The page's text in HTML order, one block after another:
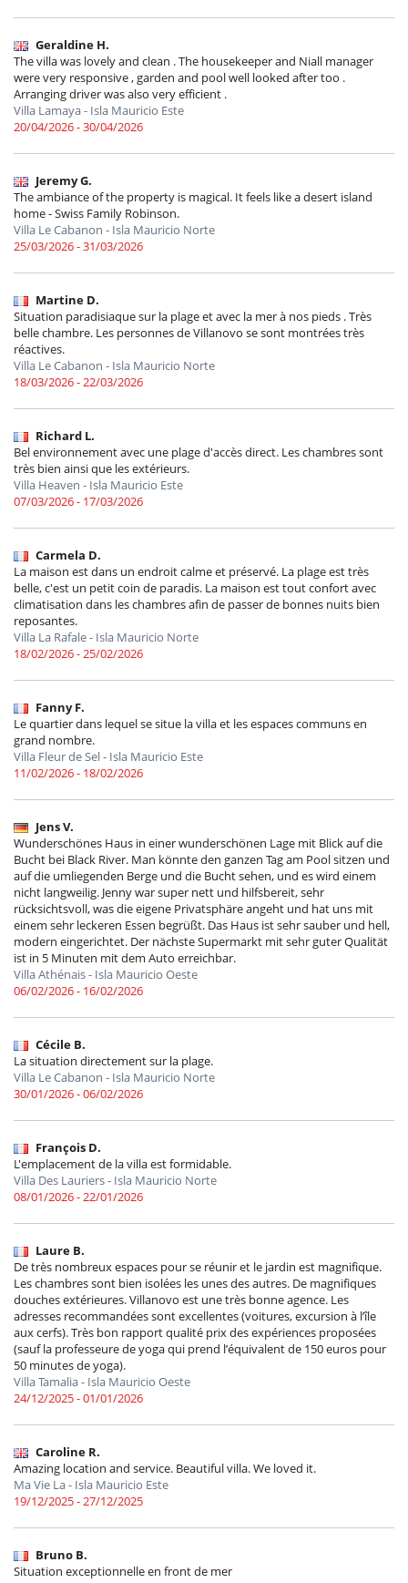
Geraldine H.
The villa was lovely and clean . The housekeeper and Niall manager
were very responsive , garden and pool well looked after too .
Arranging driver was also very efficient .
Villa Lamaya - Isla Mauricio Este
20/04/2026 - 30/04/2026
Jeremy G.
The ambiance of the property is magical. It feels like a desert island
home - Swiss Family Robinson.
Villa Le Cabanon - Isla Mauricio Norte
25/03/2026 - 31/03/2026
Martine D.
Situation paradisiaque sur la plage et avec la mer à nos pieds . Très
belle chambre. Les personnes de Villanovo se sont montrées très
réactives.
Villa Le Cabanon - Isla Mauricio Norte
18/03/2026 - 22/03/2026
Richard L.
Bel environnement avec une plage d'accès direct. Les chambres sont
très bien ainsi que les extérieurs.
Villa Heaven - Isla Mauricio Este
07/03/2026 - 17/03/2026
Carmela D.
La maison est dans un endroit calme et préservé. La plage est très
belle, c'est un petit coin de paradis. La maison est tout confort avec
climatisation dans les chambres afin de passer de bonnes nuits bien
reposantes.
Villa La Rafale - Isla Mauricio Norte
18/02/2026 - 25/02/2026
Fanny F.
Le quartier dans lequel se situe la villa et les espaces communs en
grand nombre.
Villa Fleur de Sel - Isla Mauricio Este
11/02/2026 - 18/02/2026
Jens V.
Wunderschönes Haus in einer wunderschönen Lage mit Blick auf die
Bucht bei Black River. Man könnte den ganzen Tag am Pool sitzen und
auf die umliegenden Berge und die Bucht sehen, und es wird einem
nicht langweilig. Jenny war super nett und hilfsbereit, sehr
rücksichtsvoll, was die eigene Privatsphäre angeht und hat uns mit
einem sehr leckeren Essen begrüßt. Das Haus ist sehr sauber und hell,
modern eingerichtet. Der nächste Supermarkt mit sehr guter Qualität
ist in 5 Minuten mit dem Auto erreichbar.
Villa Athénais - Isla Mauricio Oeste
06/02/2026 - 16/02/2026
Cécile B.
La situation directement sur la plage.
Villa Le Cabanon - Isla Mauricio Norte
30/01/2026 - 06/02/2026
François D.
L'emplacement de la villa est formidable.
Villa Des Lauriers - Isla Mauricio Norte
08/01/2026 - 22/01/2026
Laure B.
De très nombreux espaces pour se réunir et le jardin est magnifique.
Les chambres sont bien isolées les unes des autres. De magnifiques
douches extérieures. Villanovo est une très bonne agence. Les
adresses recommandées sont excellentes (voitures, excursion à l’île
aux cerfs). Très bon rapport qualité prix des expériences proposées
(sauf la professeure de yoga qui prend l’équivalent de 150 euros pour
50 minutes de yoga).
Villa Tamalia - Isla Mauricio Oeste
24/12/2025 - 01/01/2026
Caroline R.
Amazing location and service. Beautiful villa. We loved it.
Ma Vie La - Isla Mauricio Este
19/12/2025 - 27/12/2025
Bruno B.
Situation exceptionnelle en front de mer